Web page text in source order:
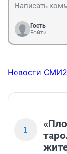
Гость
Войти
Новости СМИ2
1